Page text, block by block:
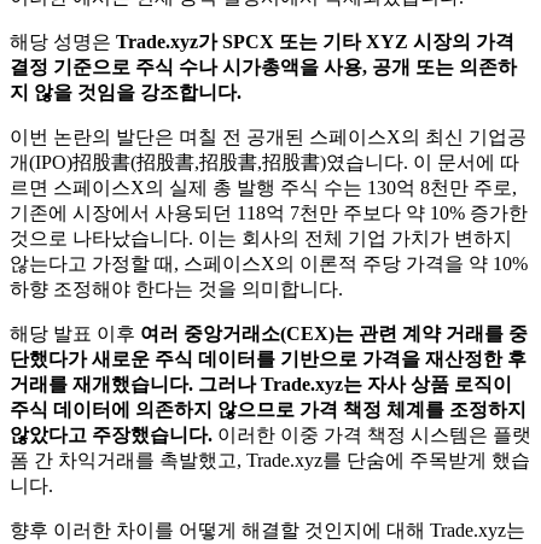
해당 성명은 Trade.xyz가 SPCX 또는 기타 XYZ 시장의 가격
결정 기준으로 주식 수나 시가총액을 사용, 공개 또는 의존하
지 않을 것임을 강조합니다.
이번 논란의 발단은 며칠 전 공개된 스페이스X의 최신 기업공
개(IPO)招股書(招股書,招股書,招股書)였습니다. 이 문서에 따
르면 스페이스X의 실제 총 발행 주식 수는 130억 8천만 주로,
기존에 시장에서 사용되던 118억 7천만 주보다 약 10% 증가한
것으로 나타났습니다. 이는 회사의 전체 기업 가치가 변하지
않는다고 가정할 때, 스페이스X의 이론적 주당 가격을 약 10%
하향 조정해야 한다는 것을 의미합니다.
해당 발표 이후 여러 중앙거래소(CEX)는 관련 계약 거래를 중
단했다가 새로운 주식 데이터를 기반으로 가격을 재산정한 후
거래를 재개했습니다. 그러나 Trade.xyz는 자사 상품 로직이
주식 데이터에 의존하지 않으므로 가격 책정 체계를 조정하지
않았다고 주장했습니다. 이러한 이중 가격 책정 시스템은 플랫
폼 간 차익거래를 촉발했고, Trade.xyz를 단숨에 주목받게 했습
니다.
향후 이러한 차이를 어떻게 해결할 것인지에 대해 Trade.xyz는